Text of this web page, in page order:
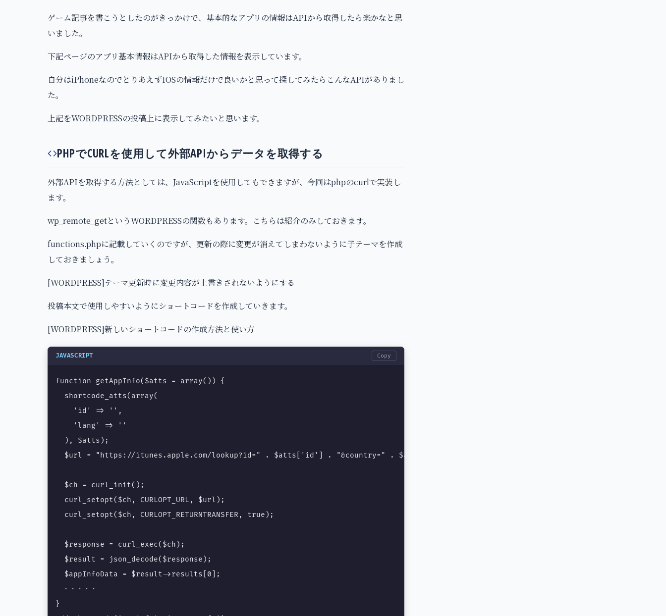
ゲーム記事を書こうとしたのがきっかけで、基本的なアプリの情報はAPIから取得したら楽かなと思
いました。
下記ページのアプリ基本情報はAPIから取得した情報を表示しています。
自分はiPhoneなのでとりあえずIOSの情報だけで良いかと思って探してみたらこんなAPIがありまし
た。
上記をWORDPRESSの投稿上に表示してみたいと思います。
PHPでCURLを使用して外部APIからデータを取得する
外部APIを取得する方法としては、JavaScriptを使用してもできますが、今回はphpのcurlで実装し
ます。
wp_remote_getというWORDPRESSの関数もあります。こちらは紹介のみしておきます。
functions.phpに記載していくのですが、更新の際に変更が消えてしまわないように子テーマを作成
しておきましょう。
[WORDPRESS]テーマ更新時に変更内容が上書きされないようにする
投稿本文で使用しやすいようにショートコードを作成していきます。
[WORDPRESS]新しいショートコードの作成方法と使い方
JAVASCRIPT Copy
function getAppInfo($atts = array()) {
  shortcode_atts(array(
    'id' => '',
    'lang' => ''
  ), $atts);
  $url = "https://itunes.apple.com/lookup?id=" . $atts['id'] . "&country=" . $atts['lang'];
  $ch = curl_init();
  curl_setopt($ch, CURLOPT_URL, $url);
  curl_setopt($ch, CURLOPT_RETURNTRANSFER, true);
  $response = curl_exec($ch);
  $result = json_decode($response);
  $appInfoData = $result->results[0];
・・・・・
}